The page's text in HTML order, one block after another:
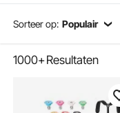
Sorteer op: Populair
1000+Resultaten